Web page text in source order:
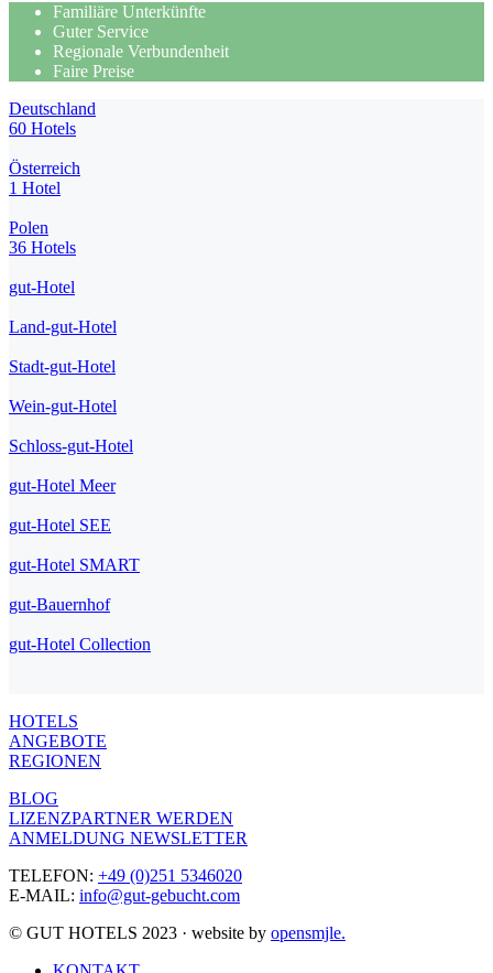
Familiäre Unterkünfte
Guter Service
Regionale Verbundenheit
Faire Preise
Deutschland
60 Hotels
Österreich
1 Hotel
Polen
36 Hotels
gut-Hotel
Land-gut-Hotel
Stadt-gut-Hotel
Wein-gut-Hotel
Schloss-gut-Hotel
gut-Hotel Meer
gut-Hotel SEE
gut-Hotel SMART
gut-Bauernhof
gut-Hotel Collection
HOTELS
ANGEBOTE
REGIONEN
BLOG
LIZENZPARTNER WERDEN
ANMELDUNG NEWSLETTER
TELEFON: +49 (0)251 5346020
E-MAIL: info@gut-gebucht.com
© GUT HOTELS 2023 · website by opensmjle.